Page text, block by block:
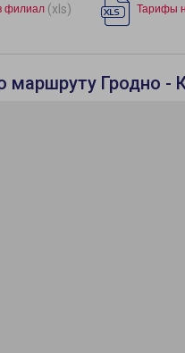
филиал (xls) Тарифы
маршруту Гродно -